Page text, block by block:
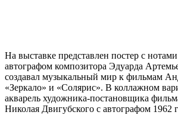
На выставке представлен постер с
автографом композитора Эдуарда
создавал музыкальный мир к фильмам
«Зеркало» и «Солярис». В коллажном
акварель художника-постановщика
Николая Двигубского с автографом 1962